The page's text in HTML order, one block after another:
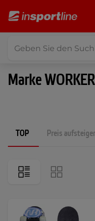
Marke WORKER
TOP Preis